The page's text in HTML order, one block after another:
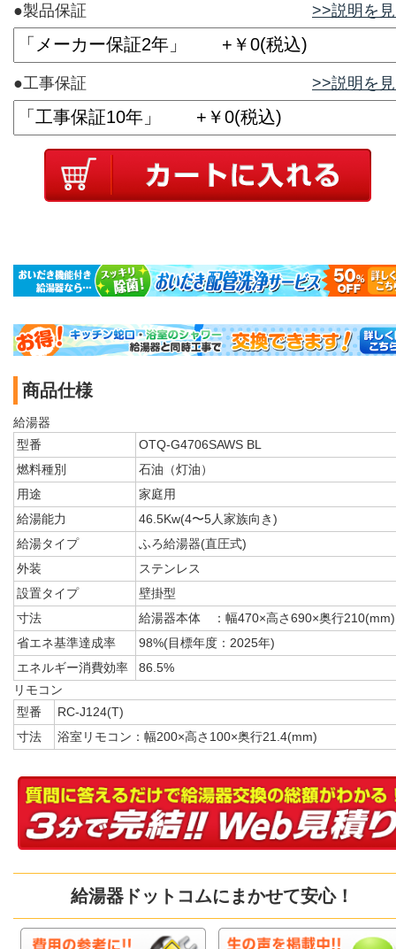
●製品保証 >>説明を
●工事保証 >>説明を
商品仕様
給湯器
型番
OTQ-G4706SAWS BL
燃料種別
石油（灯油）
用途
家庭用
給湯能力
46.5Kw(4〜5人家族向き)
給湯タイプ
ふろ給湯器(直圧式)
外装
ステンレス
設置タイプ
壁掛型
寸法
給湯器本体 ：幅470×高さ690×奥行210(mm)
省エネ基準達成率
98%(目標年度：2025年)
エネルギー消費効率
86.5%
リモコン
型番
RC-J124(T)
寸法
浴室リモコン：幅200×高さ100×奥行21.4(mm)
給湯器ドットコムにまかせて安心！